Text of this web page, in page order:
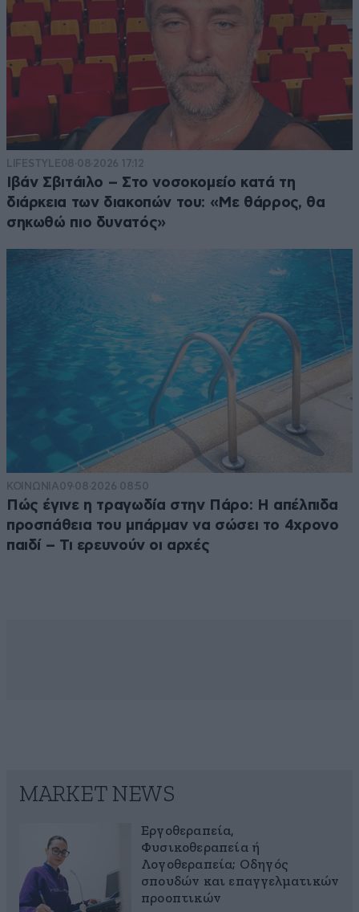
LIFESTYLE08·08·2026 17:12
Ιβάν Σβιτάιλο – Στο νοσοκομείο κατά τη
διάρκεια των διακοπών του: «Με θάρρος, θα
σηκωθώ πιο δυνατός»
ΚΟΙΝΩΝΙΑ09·08·2026 08:50
Πώς έγινε η τραγωδία στην Πάρο: Η απέλπιδα
προσπάθεια του μπάρμαν να σώσει το 4χρονο
παιδί – Τι ερευνούν οι αρχές
MARKET NEWS
Εργοθεραπεία,
Φυσικοθεραπεία ή
Λογοθεραπεία; Οδηγός
σπουδών και επαγγελματικών
προοπτικών